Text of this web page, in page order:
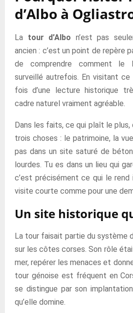
d’Albo à
La tour d’Albo n’est pas
ancien : c’est un point de repère
de comprendre comment
surveillé autrefois. En visitant
fois d’une lecture historique
cadre naturel vraiment agréable.
Dans les faits, ce qui plaît le plus,
trois choses : le patrimoine, la
pas dans un site saturé de
lourdes. Tu es dans un lieu qui
c’est précisément ce qui le rend
visite courte comme pour une
Un site historique
La tour faisait partie du système
sur les côtes corses. Son rôle
mer, repérer les menaces et
tour génoise est fréquent en
se distingue par son
qu’elle domine.